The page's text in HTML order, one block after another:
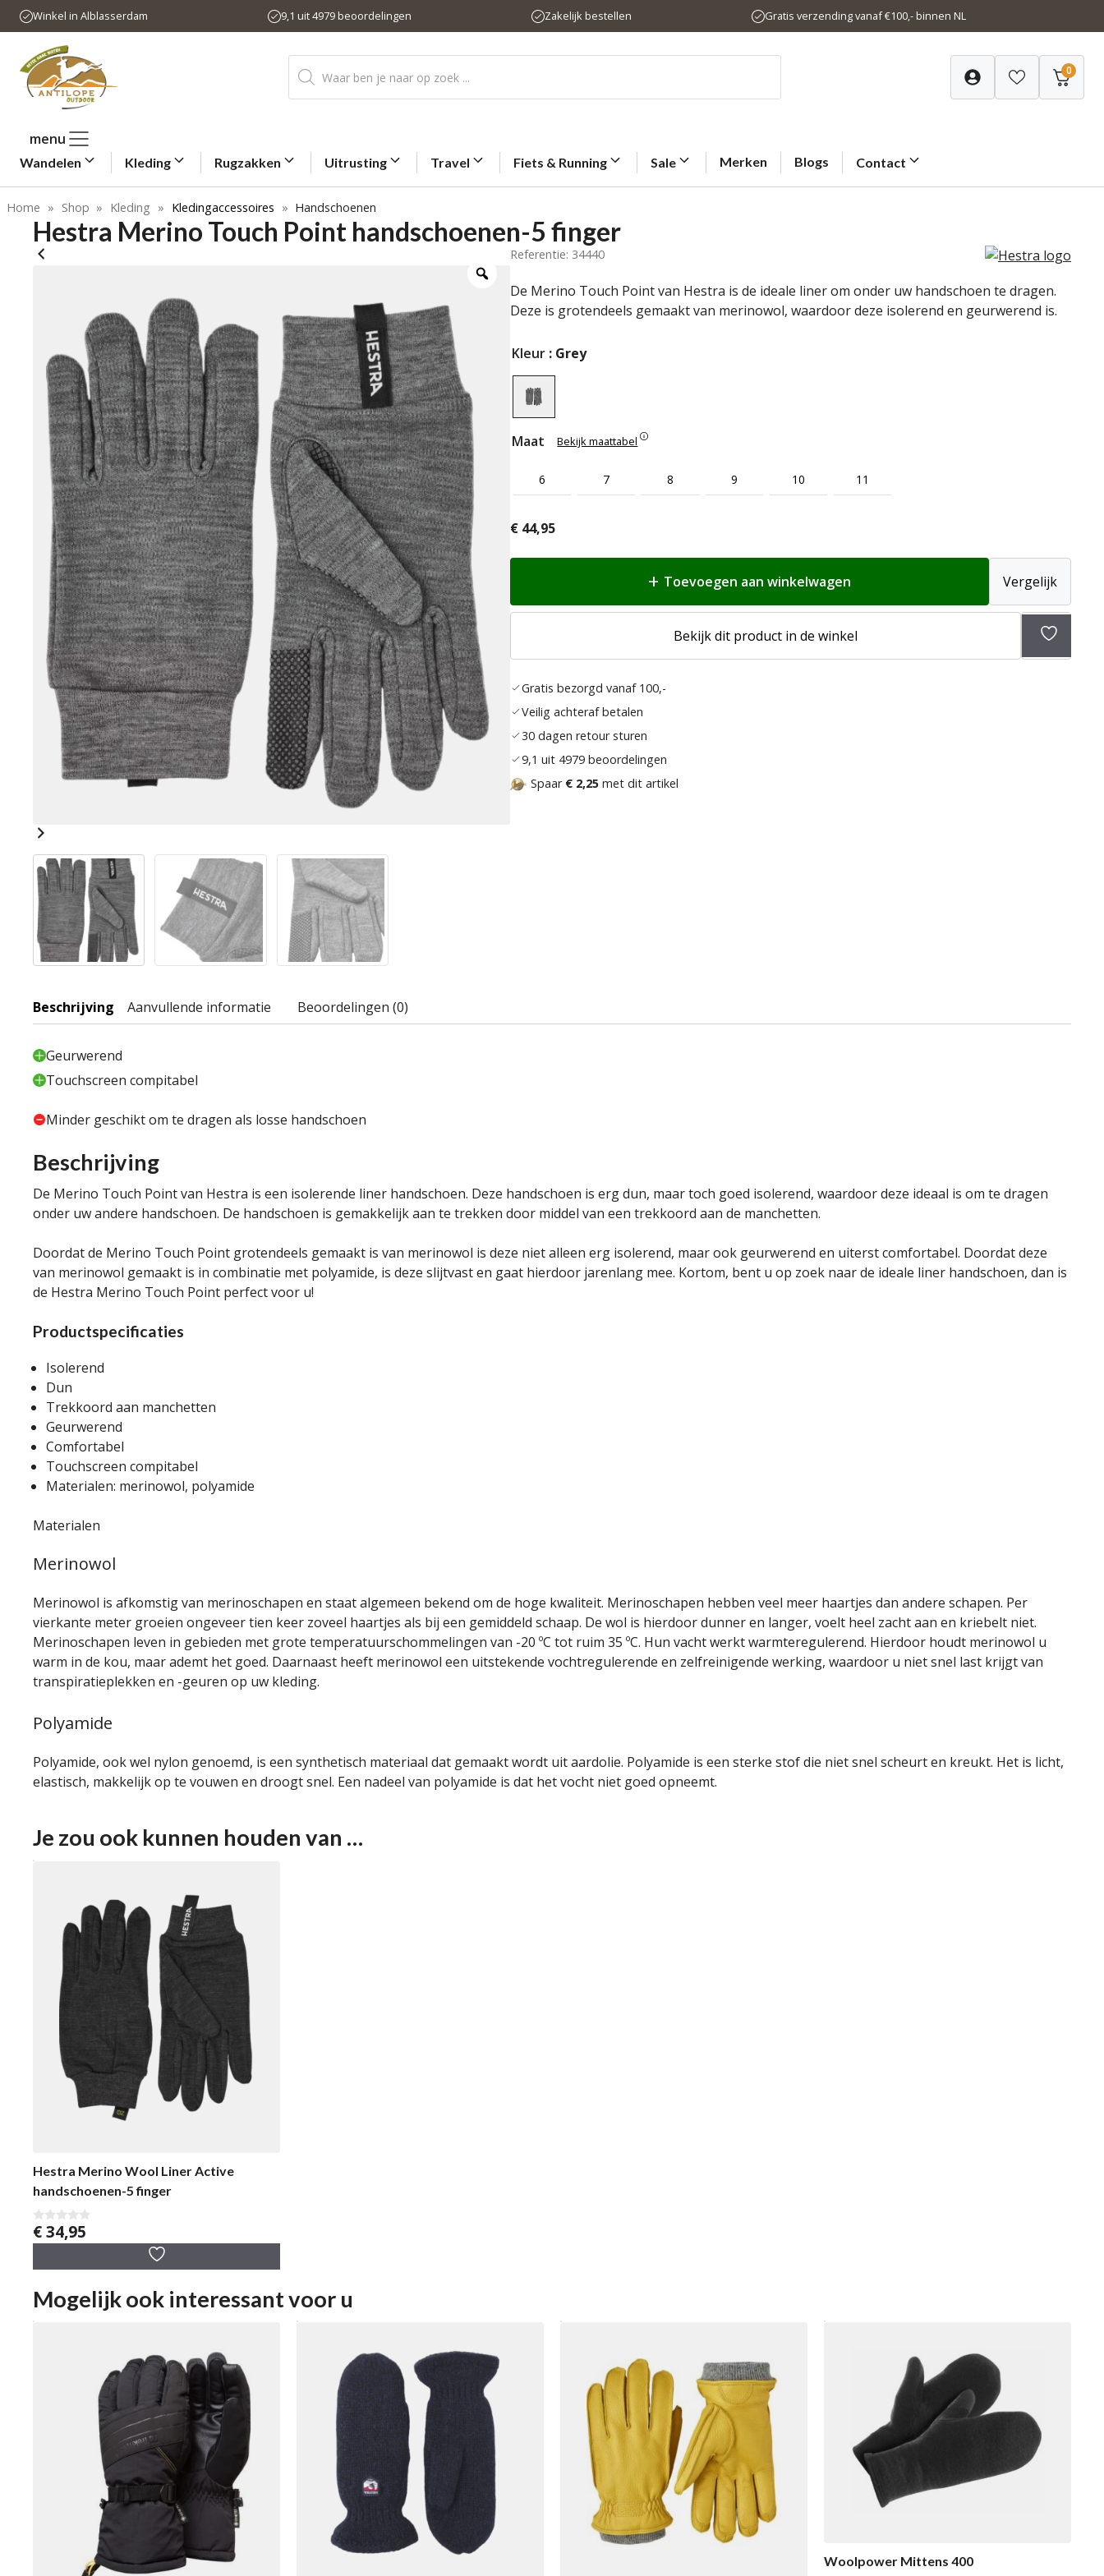
naar
inhoud
Winkel in Alblasserdam 9,1 uit 4979 beoordelingen Zakelijk bestellen Gratis verzending vanaf €100,- binnen NL
Producten
zoeken 0
menu
Wandelen Kleding Rugzakken Uitrusting Travel Fiets & Running Sale Merken Blogs Contact
Home » Shop » Kleding » Kledingaccessoires » Handschoenen
Hestra Merino Touch Point handschoenen-5 finger
Referentie: 34440
De Merino Touch Point van Hestra is de ideale liner om onder uw handschoen te dragen.
Deze is grotendeels gemaakt van merinowol, waardoor deze isolerend en geurwerend is.
Kleur : Grey
Maat Bekijk maattabel
6 7 8 9 10 11
€ 44,95
Toevoegen aan winkelwagen Vergelijk
Bekijk dit product in de winkel
Gratis bezorgd vanaf 100,-
Veilig achteraf betalen
30 dagen retour sturen
9,1 uit 4979 beoordelingen
Spaar € 2,25 met dit artikel
Beschrijving Aanvullende informatie Beoordelingen (0)
Geurwerend
Touchscreen compitabel
Minder geschikt om te dragen als losse handschoen
Beschrijving
De Merino Touch Point van Hestra is een isolerende liner handschoen. Deze handschoen is erg dun, maar toch goed isolerend, waardoor deze ideaal is om te dragen
onder uw andere handschoen. De handschoen is gemakkelijk aan te trekken door middel van een trekkoord aan de manchetten.
Doordat de Merino Touch Point grotendeels gemaakt is van merinowol is deze niet alleen erg isolerend, maar ook geurwerend en uiterst comfortabel. Doordat deze
van merinowol gemaakt is in combinatie met polyamide, is deze slijtvast en gaat hierdoor jarenlang mee. Kortom, bent u op zoek naar de ideale liner handschoen, dan is
de Hestra Merino Touch Point perfect voor u!
Productspecificaties
Isolerend
Dun
Trekkoord aan manchetten
Geurwerend
Comfortabel
Touchscreen compitabel
Materialen: merinowol, polyamide
Materialen
Merinowol
Merinowol is afkomstig van merinoschapen en staat algemeen bekend om de hoge kwaliteit. Merinoschapen hebben veel meer haartjes dan andere schapen. Per
vierkante meter groeien ongeveer tien keer zoveel haartjes als bij een gemiddeld schaap. De wol is hierdoor dunner en langer, voelt heel zacht aan en kriebelt niet.
Merinoschapen leven in gebieden met grote temperatuurschommelingen van -20 ºC tot ruim 35 ºC. Hun vacht werkt warmteregulerend. Hierdoor houdt merinowol u
warm in de kou, maar ademt het goed. Daarnaast heeft merinowol een uitstekende vochtregulerende en zelfreinigende werking, waardoor u niet snel last krijgt van
transpiratieplekken en -geuren op uw kleding.
Polyamide
Polyamide, ook wel nylon genoemd, is een synthetisch materiaal dat gemaakt wordt uit aardolie. Polyamide is een sterke stof die niet snel scheurt en kreukt. Het is licht,
elastisch, makkelijk op te vouwen en droogt snel. Een nadeel van polyamide is dat het vocht niet goed opneemt.
Je zou ook kunnen houden van …
Hestra Merino Wool Liner Active
handschoenen-5 finger
0
v
5
€34,95
Mogelijk ook interessant voor u
Woolpower Mittens 400